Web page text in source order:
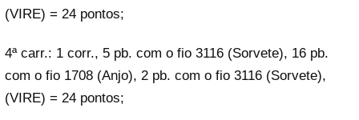
(VIRE) = 24 pontos;
4ª carr.: 1 corr., 5 pb. com o fio 3116 (Sorvete), 16 pb.
com o fio 1708 (Anjo), 2 pb. com o fio 3116 (Sorvete),
(VIRE) = 24 pontos;